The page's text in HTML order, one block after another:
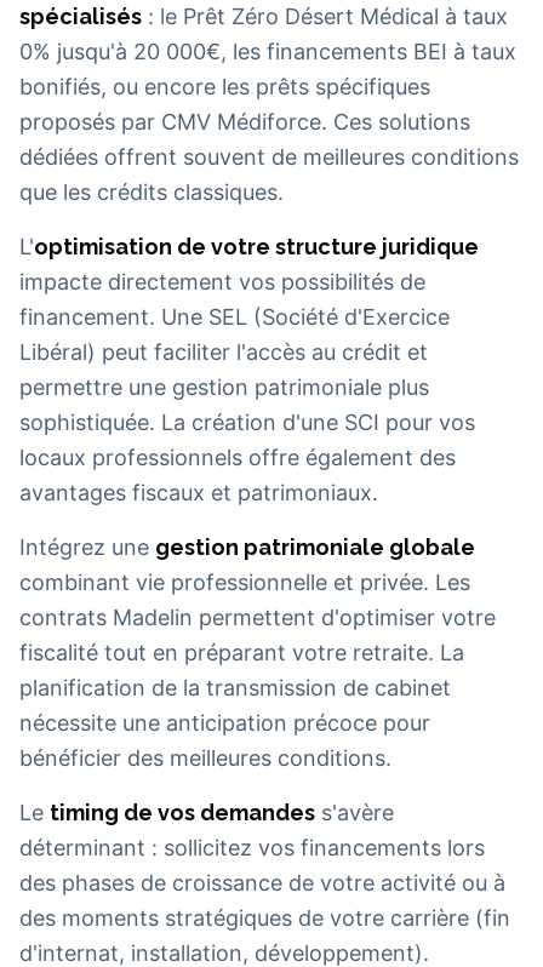
spécialisés : le Prêt Zéro Désert Médical à taux
0% jusqu'à 20 000€, les financements BEI à taux
bonifiés, ou encore les prêts spécifiques
proposés par CMV Médiforce. Ces solutions
dédiées offrent souvent de meilleures conditions
que les crédits classiques.
L'optimisation de votre structure juridique
impacte directement vos possibilités de
financement. Une SEL (Société d'Exercice
Libéral) peut faciliter l'accès au crédit et
permettre une gestion patrimoniale plus
sophistiquée. La création d'une SCI pour vos
locaux professionnels offre également des
avantages fiscaux et patrimoniaux.
Intégrez une gestion patrimoniale globale
combinant vie professionnelle et privée. Les
contrats Madelin permettent d'optimiser votre
fiscalité tout en préparant votre retraite. La
planification de la transmission de cabinet
nécessite une anticipation précoce pour
bénéficier des meilleures conditions.
Le timing de vos demandes s'avère
déterminant : sollicitez vos financements lors
des phases de croissance de votre activité ou à
des moments stratégiques de votre carrière (fin
d'internat, installation, développement).